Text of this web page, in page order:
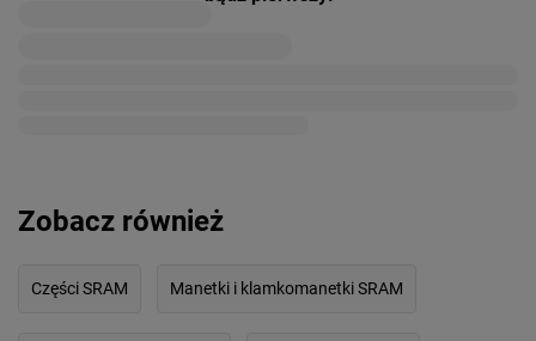
Zobacz również
Części SRAM Manetki i klamkomanetki SRAM